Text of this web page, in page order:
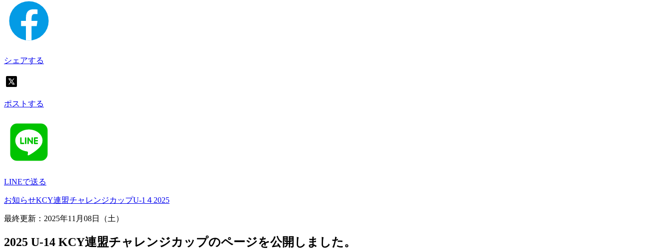
シェアする
ポストする
LINEで送る
お知らせKCY連盟チャレンジカップU-1４ 2025
最終更新：2025年11月08日（土）
2025 U-14 KCY連盟チャレンジカップのページを公開しました。